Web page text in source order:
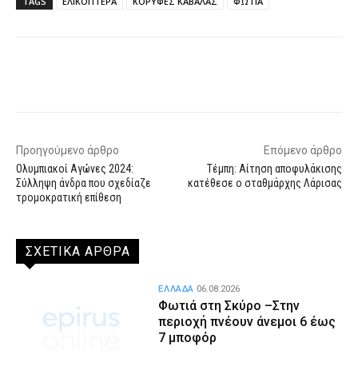
Προηγούμενο άρθρο
Ολυμπιακοί Αγώνες 2024:
Σύλληψη άνδρα που σχεδίαζε
τρομοκρατική επίθεση
Επόμενο άρθρο
Τέμπη: Αίτηση αποφυλάκισης
κατέθεσε ο σταθμάρχης Λάρισας
ΣΧΕΤΙΚΑ ΑΡΘΡΑ
Φωτιά στη Σκύρο –Στην
περιοχή πνέουν άνεμοι 6 έως
7 μποφόρ
ΕΛΛΑΔΑ 06.08.2026